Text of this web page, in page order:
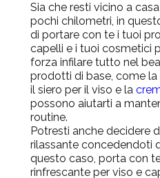
Sia che resti vicino a
pochi chilometri, in
di portare con te i tuoi
capelli e i tuoi cosmetici
forza infilare tutto nel
prodotti di base, come la
il siero per il viso e la
possono aiutarti a
routine.
Potresti anche decidere
rilassante concedendoti
questo caso, porta con
rinfrescante per viso e